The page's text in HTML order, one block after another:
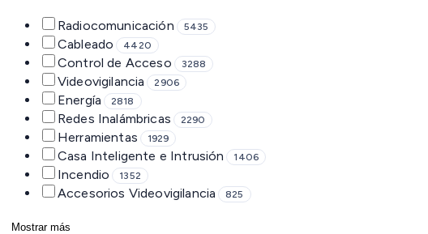
Radiocomunicación 5435
Cableado 4420
Control de Acceso 3288
Videovigilancia 2906
Energía 2818
Redes Inalámbricas 2290
Herramientas 1929
Casa Inteligente e Intrusión 1406
Incendio 1352
Accesorios Videovigilancia 825
Mostrar más